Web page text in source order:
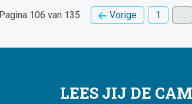
Pagina 106 van 135 Vorige 1 …
LEES JIJ DE